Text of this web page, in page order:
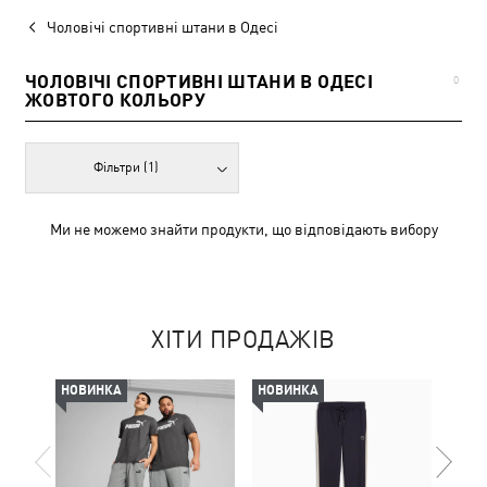
Чоловічі спортивні штани в Одесі
ЧОЛОВІЧІ СПОРТИВНІ ШТАНИ В ОДЕСІ
ЖОВТОГО КОЛЬОРУ
0
Фільтри (1)
Ми не можемо знайти продукти, що відповідають вибору
ХІТИ ПРОДАЖІВ
НОВИНКА НОВИНКА